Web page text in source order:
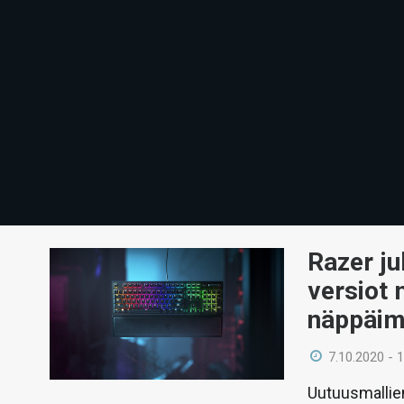
Razer
versiot
7.10.2020 -